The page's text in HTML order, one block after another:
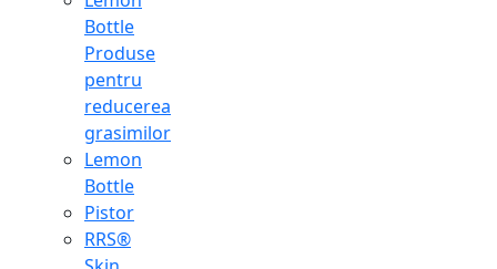
Bottle
Produse
pentru
reducerea
grasimilor
Lemon
Bottle
Pistor
RRS®